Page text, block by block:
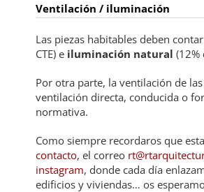
Ventilación / iluminación
Las piezas habitables deben
CTE) e iluminación natural (12%
Por otra parte, la ventilación de
ventilación directa, conducida o
normativa.
Como siempre recordaros que
contacto, el correo
instagram, donde cada día
edificios y viviendas… os